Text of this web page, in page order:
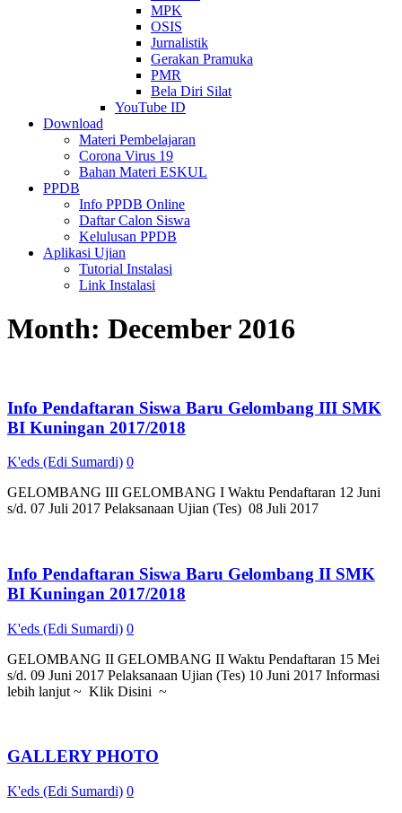
MPK
OSIS
Jurnalistik
Gerakan Pramuka
PMR
Bela Diri Silat
YouTube ID
Download
Materi Pembelajaran
Corona Virus 19
Bahan Materi ESKUL
PPDB
Info PPDB Online
Daftar Calon Siswa
Kelulusan PPDB
Aplikasi Ujian
Tutorial Instalasi
Link Instalasi
Month: December 2016
Info Pendaftaran Siswa Baru Gelombang III SMK
BI Kuningan 2017/2018
K'eds (Edi Sumardi) 0
GELOMBANG III GELOMBANG I Waktu Pendaftaran 12 Juni
s/d. 07 Juli 2017 Pelaksanaan Ujian (Tes) 08 Juli 2017
Info Pendaftaran Siswa Baru Gelombang II SMK
BI Kuningan 2017/2018
K'eds (Edi Sumardi) 0
GELOMBANG II GELOMBANG II Waktu Pendaftaran 15 Mei
s/d. 09 Juni 2017 Pelaksanaan Ujian (Tes) 10 Juni 2017 Informasi
lebih lanjut ~ Klik Disini ~
GALLERY PHOTO
K'eds (Edi Sumardi) 0